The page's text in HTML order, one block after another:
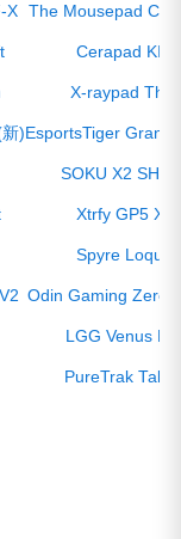
X The Mousepad
Cerapad KIN
X-raypad Thor
)EsportsTiger
SOKU X2
Xtrfy GP5 XL
Spyre Loque
Odin Gaming
LGG Venus
PureTrak